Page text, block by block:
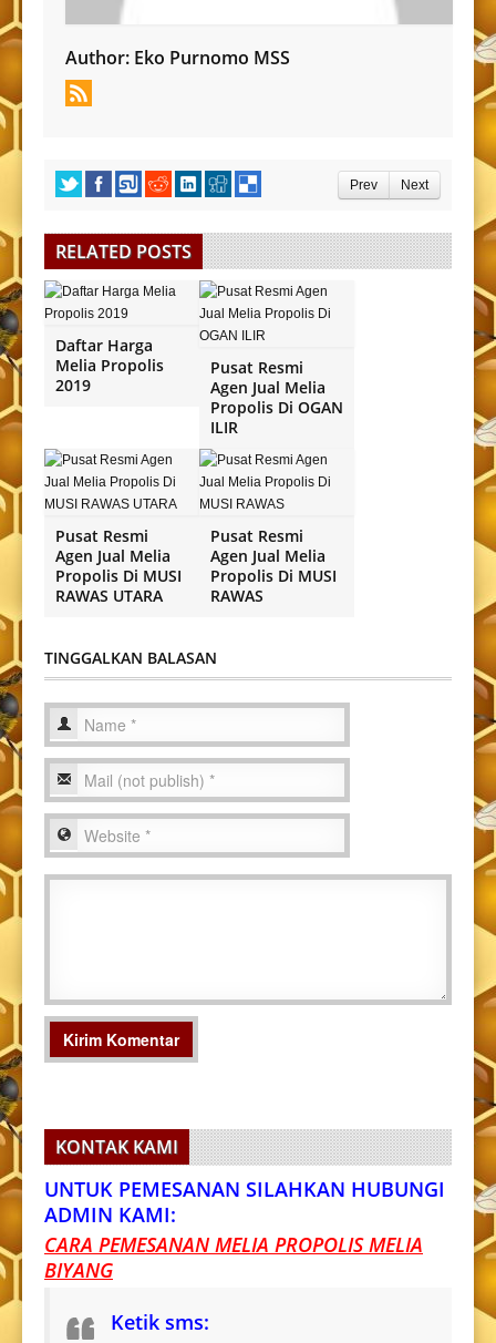
Author: Eko Purnomo MSS
Prev Next
RELATED POSTS
Daftar Harga
Melia Propolis
2019
Pusat Resmi
Agen Jual Melia
Propolis Di OGAN
ILIR
Pusat Resmi
Agen Jual Melia
Propolis Di MUSI
RAWAS UTARA
Pusat Resmi
Agen Jual Melia
Propolis Di MUSI
RAWAS
TINGGALKAN BALASAN
KONTAK KAMI
UNTUK PEMESANAN SILAHKAN HUBUNGI
ADMIN KAMI:
CARA PEMESANAN MELIA PROPOLIS MELIA
BIYANG
Ketik sms: